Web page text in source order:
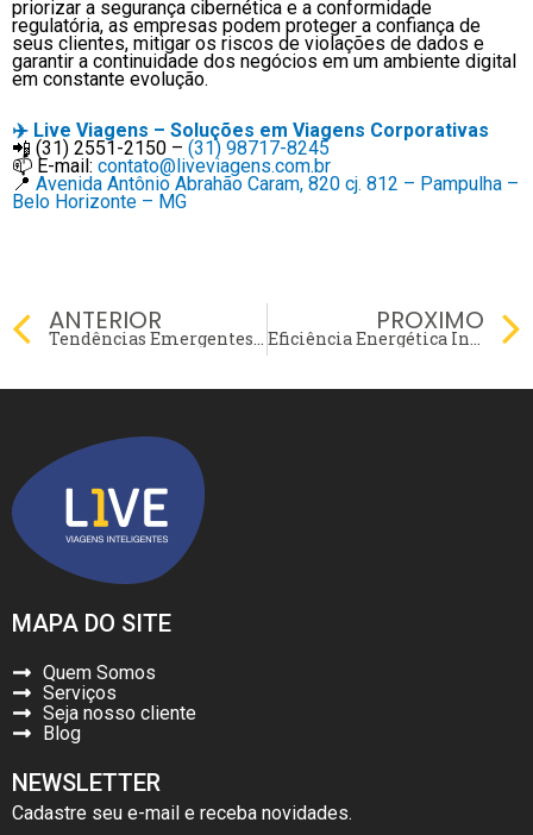
priorizar a segurança cibernética e a conformidade
regulatória, as empresas podem proteger a confiança de
seus clientes, mitigar os riscos de violações de dados e
garantir a continuidade dos negócios em um ambiente digital
em constante evolução.
✈️ Live Viagens – Soluções em Viagens Corporativas
📲 (31) 2551-2150 – (31) 98717-8245
📫 E-mail: contato@liveviagens.com.br
📍 Avenida Antônio Abrahão Caram, 820 cj. 812 – Pampulha –
Belo Horizonte – MG
Prev
ANTERIOR PROXIMO
MAPA DO SITE
Quem Somos
Serviços
Seja nosso cliente
Blog
NEWSLETTER
Cadastre seu e-mail e receba novidades.